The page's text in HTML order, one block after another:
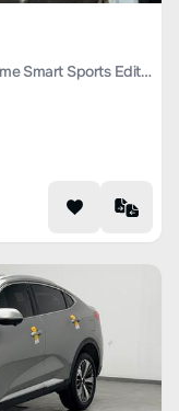
Haval F7x 2019 2.0T four-wheel drive Extreme Smart Sports Edition